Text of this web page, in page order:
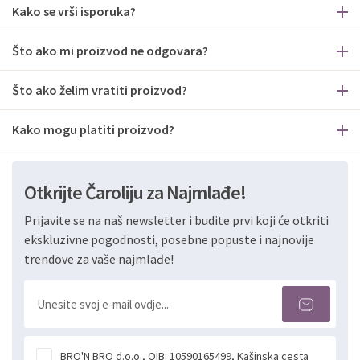
Kako se vrši isporuka?
Što ako mi proizvod ne odgovara?
Što ako želim vratiti proizvod?
Kako mogu platiti proizvod?
Otkrijte Čaroliju za Najmlađe!
Prijavite se na naš newsletter i budite prvi koji će otkriti
ekskluzivne pogodnosti, posebne popuste i najnovije
trendove za vaše najmlađe!
BRO'N BRO d.o.o., OIB: 10590165499, Kašinska cesta